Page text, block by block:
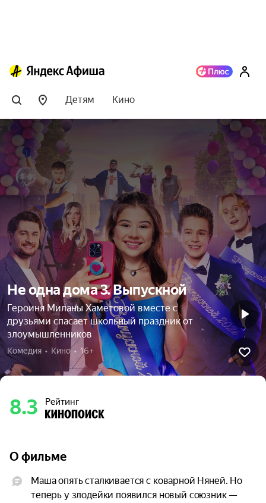
Детям Кино
Не одна дома 3. Выпускной
Героиня Миланы Хаметовой вместе с
друзьями спасает школьный праздник от
злоумышленников
Комедия  •  Кино  •  16+
8.3 Рейтинг
О фильме
Маша опять сталкивается с коварной Няней. Но
теперь у злодейки появился новый союзник —